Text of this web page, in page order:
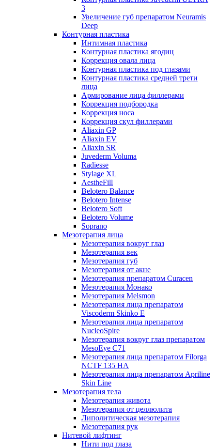
3
Увеличение губ препаратом Neuramis
Deep
Контурная пластика
Интимная пластика
Контурная пластика ягодиц
Коррекция овала лица
Контурная пластика под глазами
Контурная пластика средней трети
лица
Армирование лица филлерами
Коррекция подбородка
Коррекция носа
Коррекция скул филлерами
Aliaxin GP
Aliaxin EV
Aliaxin SR
Juvederm Voluma
Radiesse
Stylage XL
AestheFill
Belotero Balance
Belotero Intense
Belotero Soft
Belotero Volume
Soprano
Мезотерапия лица
Мезотерапия вокруг глаз
Мезотерапия век
Мезотерапия губ
Мезотерапия от акне
Мезотерапия препаратом Curacen
Мезотерапия Монако
Мезотерапия Melsmon
Мезотерапия лица препаратом
Viscoderm Skinko E
Мезотерапия лица препаратом
NucleoSpire
Мезотерапия вокруг глаз препаратом
MesoEye С71
Мезотерапия лица препаратом Filorga
NCTF 135 HA
Мезотерапия лица препаратом Apriline
Skin Line
Мезотерапия тела
Мезотерапия живота
Мезотерапия от целлюлита
Липолитическая мезотерапия
Мезотерапия рук
Нитевой лифтинг
Нити под глаза